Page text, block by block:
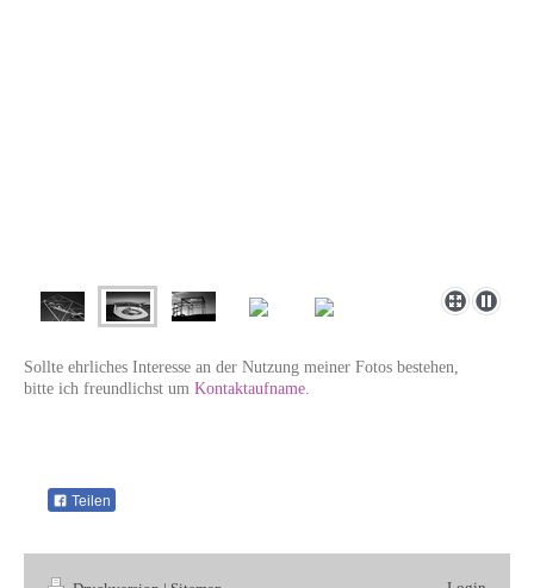
Sollte ehrliches Interesse an der Nutzung meiner Fotos bestehen,
bitte ich freundlichst um Kontaktaufname.
Teilen